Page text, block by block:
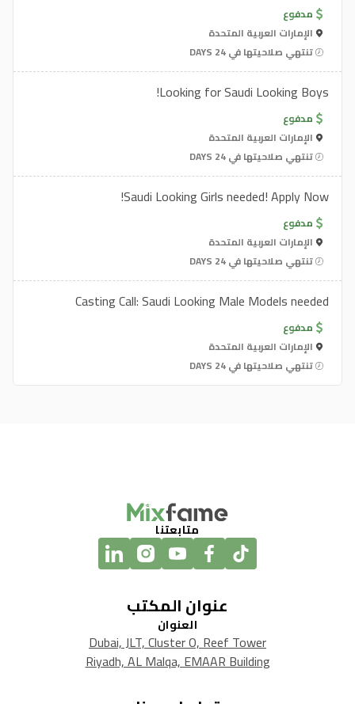
مدفوع
الإمارات العربية المتحدة
تنتهي صلاحيتها في 24 DAYS
Looking for Saudi Looking Boys!
مدفوع
الإمارات العربية المتحدة
تنتهي صلاحيتها في 24 DAYS
Saudi Looking Girls needed! Apply Now!
مدفوع
الإمارات العربية المتحدة
تنتهي صلاحيتها في 24 DAYS
Casting Call: Saudi Looking Male Models needed
مدفوع
الإمارات العربية المتحدة
تنتهي صلاحيتها في 24 DAYS
متابعتنا
عنوان المكتب
العنوان
Dubai, JLT, Cluster O, Reef Tower
Riyadh, AL Malqa, EMAAR Building